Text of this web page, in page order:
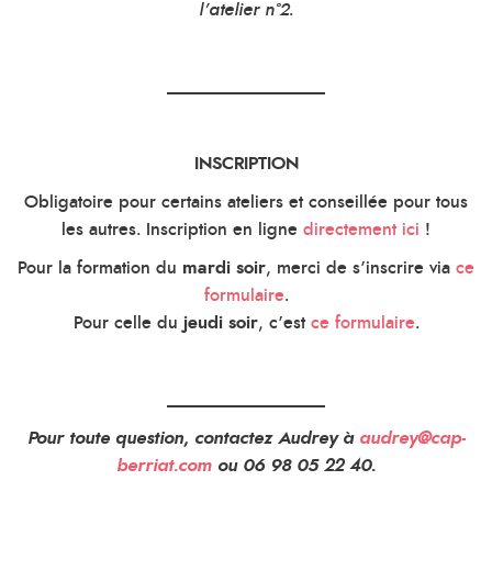
l’atelier n°2.
INSCRIPTION
Obligatoire pour certains ateliers et conseillée pour tous
les autres. Inscription en ligne directement ici !
Pour la formation du mardi soir, merci de s’inscrire via ce
formulaire.
Pour celle du jeudi soir, c’est ce formulaire.
Pour toute question, contactez Audrey à audrey@cap-
berriat.com ou 06 98 05 22 40.